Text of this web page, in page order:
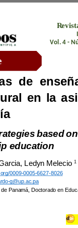
Vol. 4 -
ciudadanía
of citizenship education
arcia, L M elecio 1
https://orcid.org/0009- 0005- 6627-
8026
m.fajardo- g@up.ac.pa
Universidad de Panamá ,